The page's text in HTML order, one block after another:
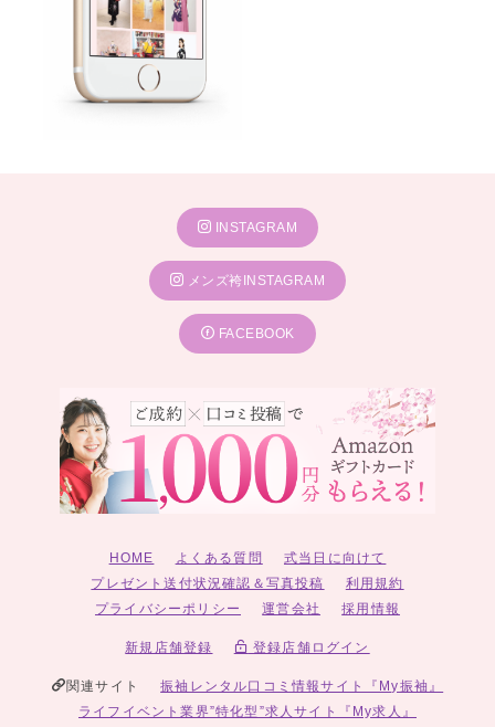
INSTAGRAM
メンズ袴INSTAGRAM
FACEBOOK
HOME よくある質問
式当日に向けて
プレゼント送付状況確認＆写真投稿
利用規約
プライバシーポリシー
運営会社 採用情報
新規店舗登録 登録店舗ログイン
関連サイト
振袖レンタル口コミ情報サイト『My振袖』
ライフイベント業界”特化型”求人サイト『My求人』